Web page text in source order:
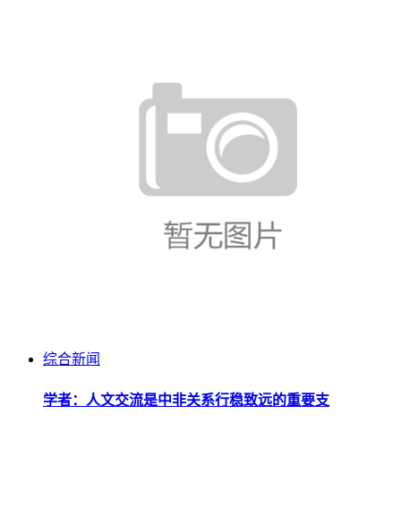
综合新闻
学者：人文交流是中非关系行稳致远的重要支